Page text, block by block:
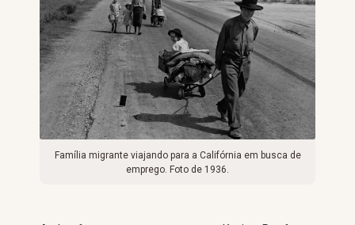
Família migrante viajando para a Califórnia em busca de
emprego. Foto de 1936.